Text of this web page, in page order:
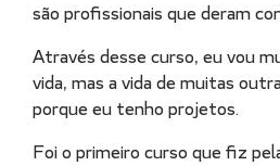
são profissionais que deram
Através desse curso, eu vou
vida, mas a vida de muitas
porque eu tenho projetos.
Foi o primeiro curso que fiz